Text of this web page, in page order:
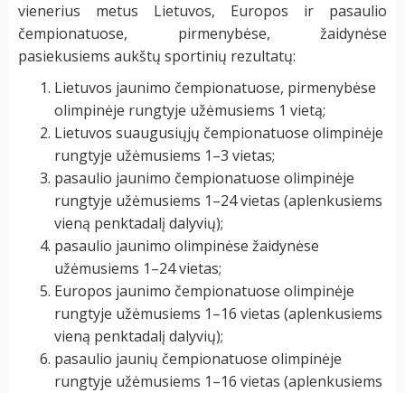
vienerius metus Lietuvos, Europos ir pasaulio
čempionatuose, pirmenybėse, žaidynėse
pasiekusiems aukštų sportinių rezultatų:
Lietuvos jaunimo čempionatuose, pirmenybėse
olimpinėje rungtyje užėmusiems 1 vietą;
Lietuvos suaugusiųjų čempionatuose olimpinėje
rungtyje užėmusiems 1–3 vietas;
pasaulio jaunimo čempionatuose olimpinėje
rungtyje užėmusiems 1–24 vietas (aplenkusiems
vieną penktadalį dalyvių);
pasaulio jaunimo olimpinėse žaidynėse
užėmusiems 1–24 vietas;
Europos jaunimo čempionatuose olimpinėje
rungtyje užėmusiems 1–16 vietas (aplenkusiems
vieną penktadalį dalyvių);
pasaulio jaunių čempionatuose olimpinėje
rungtyje užėmusiems 1–16 vietas (aplenkusiems